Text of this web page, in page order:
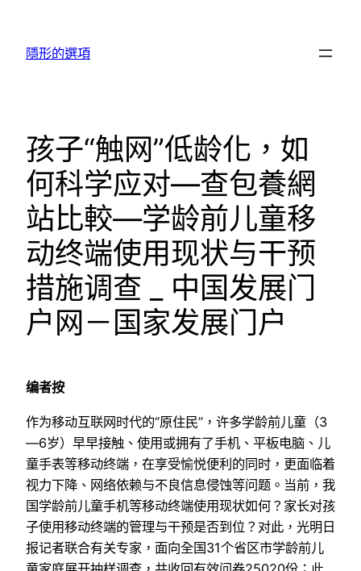
隱形的選項
孩子“触网”低龄化，如
何科学应对—查包養網
站比較—学龄前儿童移
动终端使用现状与干预
措施调查 _ 中国发展门
户网－国家发展门户
编者按
作为移动互联网时代的“原住民”，许多学龄前儿童（3
—6岁）早早接触、使用或拥有了手机、平板电脑、儿
童手表等移动终端，在享受愉悦便利的同时，更面临着
视力下降、网络依赖与不良信息侵蚀等问题。当前，我
国学龄前儿童手机等移动终端使用现状如何？家长对孩
子使用移动终端的管理与干预是否到位？对此，光明日
报记者联合有关专家，面向全国31个省区市学龄前儿